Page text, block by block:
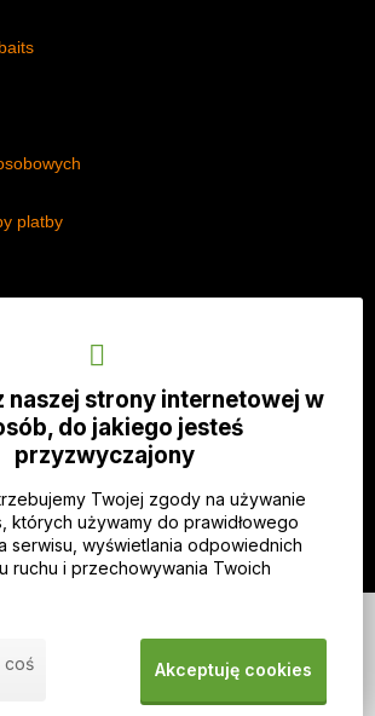
platby
naszej strony internetowej w
do jakiego jesteś
przyzwyczajony
Twojej zgody na używanie
których używamy do prawidłowego
serwisu, wyświetlania odpowiednich
ruchu i przechowywania Twoich
coś Akceptuję cookies